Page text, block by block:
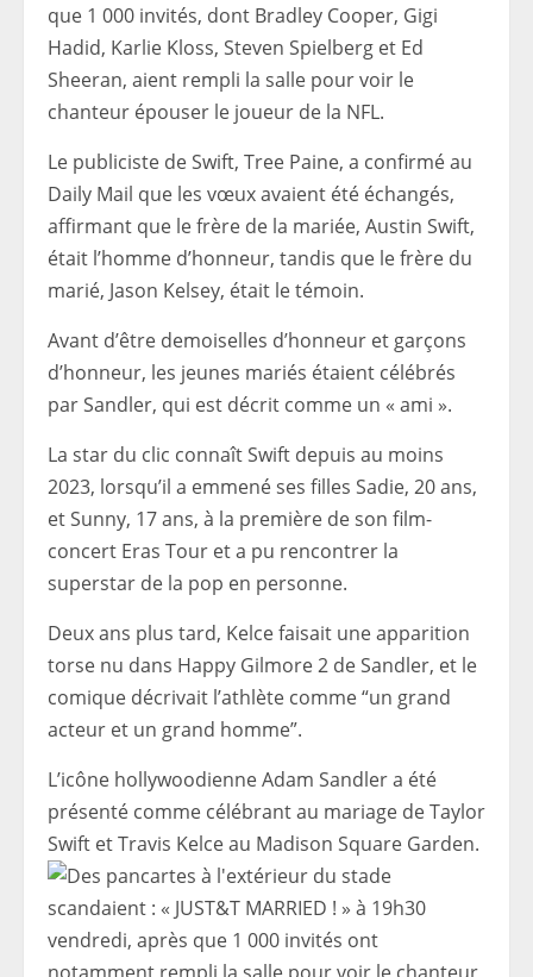
que 1 000 invités, dont Bradley Cooper, Gigi
Hadid, Karlie Kloss, Steven Spielberg et Ed
Sheeran, aient rempli la salle pour voir le
chanteur épouser le joueur de la NFL.
Le publiciste de Swift, Tree Paine, a confirmé au
Daily Mail que les vœux avaient été échangés,
affirmant que le frère de la mariée, Austin Swift,
était l’homme d’honneur, tandis que le frère du
marié, Jason Kelsey, était le témoin.
Avant d’être demoiselles d’honneur et garçons
d’honneur, les jeunes mariés étaient célébrés
par Sandler, qui est décrit comme un « ami ».
La star du clic connaît Swift depuis au moins
2023, lorsqu’il a emmené ses filles Sadie, 20 ans,
et Sunny, 17 ans, à la première de son film-
concert Eras Tour et a pu rencontrer la
superstar de la pop en personne.
Deux ans plus tard, Kelce faisait une apparition
torse nu dans Happy Gilmore 2 de Sandler, et le
comique décrivait l’athlète comme “un grand
acteur et un grand homme”.
L’icône hollywoodienne Adam Sandler a été
présenté comme célébrant au mariage de Taylor
Swift et Travis Kelce au Madison Square Garden.